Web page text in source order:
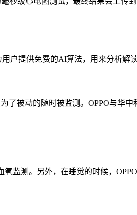
户提供免费的AI算法，用来分析解
了被动的随时被监测。OPPO与华
监测。另外，在睡觉的时候，